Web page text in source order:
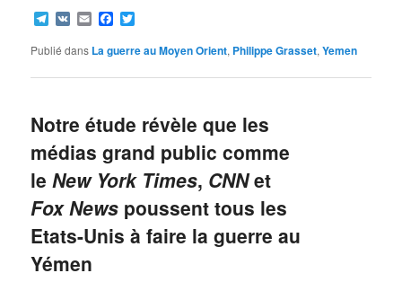
Telegram
VK EmailFacebook
Publié dans La guerre au Moyen Orient, Philippe Grasset,Yemen
Notre étude révèle que les
médias grand public comme
leNew York Times, CNNet
Fox News poussent tous les
Etats-Unis à faire la guerre au
Yémen